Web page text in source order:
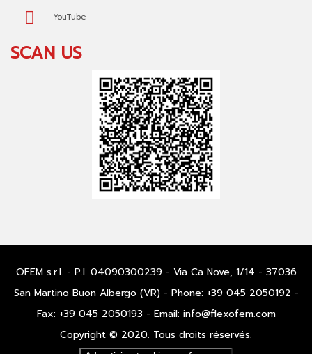
YouTube
SCAN US
OFEM s.r.l. - P.I. 04090300239 - Via Ca Nove, 1/14 - 37036
San Martino Buon Albergo (VR) - Phone: +39 045 2050192 -
Fax: +39 045 2050193 - Email: info@flexofem.com
Copyright © 2020. Tous droits réservés.